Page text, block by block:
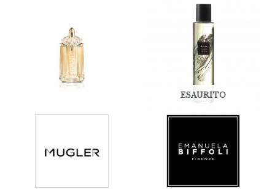
ESAURITO